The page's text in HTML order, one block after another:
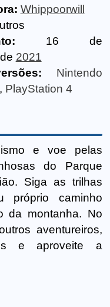
Whippoorwill
16 de
2021
Nintendo
, PlayStation 4
e voe pelas
do Parque
Siga as trilhas
próprio caminho
da montanha. No
aventureiros,
e aproveite a